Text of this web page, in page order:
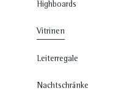
Highboards
Vitrinen
Leiterregale
Nachtschränke